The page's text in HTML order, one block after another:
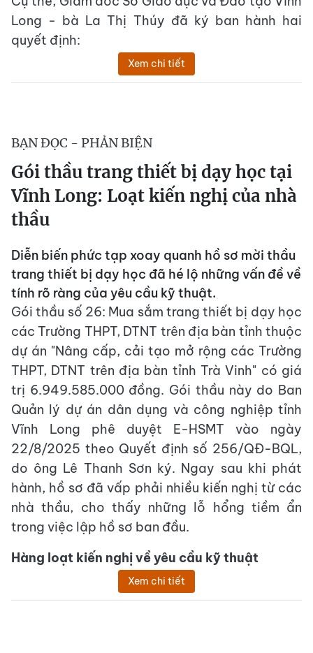
Long - bà La Thị Thúy đã ký ban hành hai
quyết định:
Xem chi tiết
BẠN ĐỌC - PHẢN BIỆN
Gói thầu trang thiết bị dạy học tại
Vĩnh Long: Loạt kiến nghị của nhà
thầu
Diễn biến phức tạp xoay quanh hồ sơ mời thầu
trang thiết bị dạy học đã hé lộ những vấn đề về
tính rõ ràng của yêu cầu kỹ thuật.
Gói thầu số 26: Mua sắm trang thiết bị dạy học
các Trường THPT, DTNT trên địa bàn tỉnh thuộc
dự án "Nâng cấp, cải tạo mở rộng các Trường
THPT, DTNT trên địa bàn tỉnh Trà Vinh" có giá
trị 6.949.585.000 đồng. Gói thầu này do Ban
Quản lý dự án dân dụng và công nghiệp tỉnh
Vĩnh Long phê duyệt E-HSMT vào ngày
22/8/2025 theo Quyết định số 256/QĐ-BQL,
do ông Lê Thanh Sơn ký. Ngay sau khi phát
hành, hồ sơ đã vấp phải nhiều kiến nghị từ các
nhà thầu, cho thấy những lỗ hổng tiềm ẩn
trong việc lập hồ sơ ban đầu.
Hàng loạt kiến nghị về yêu cầu kỹ thuật
Xem chi tiết